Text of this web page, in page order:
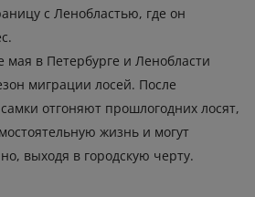
с Ленобластью, где он
в Петербурге и Ленобласти
миграции лосей. После
отгоняют прошлогодних лосят,
жизнь и могут
выходя в городскую черту.